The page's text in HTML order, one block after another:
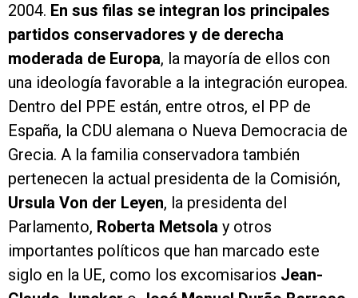
2004. En sus filas se integran los principales
partidos conservadores y de derecha
moderada de Europa, la mayoría de ellos con
una ideología favorable a la integración europea.
Dentro del PPE están, entre otros, el PP de
España, la CDU alemana o Nueva Democracia de
Grecia. A la familia conservadora también
pertenecen la actual presidenta de la Comisión,
Ursula Von der Leyen, la presidenta del
Parlamento, Roberta Metsola y otros
importantes políticos que han marcado este
siglo en la UE, como los excomisarios Jean-